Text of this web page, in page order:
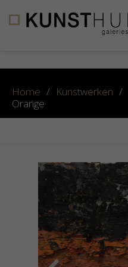
Home / Kunstwerken /
Orange